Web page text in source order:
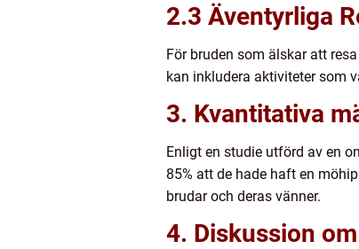
2.3 Äventyrliga
För bruden som älskar att
kan inkludera aktiviteter som
3. Kvantitativa
Enligt en studie utförd av en
85% att de hade haft en
brudar och deras vänner.
4. Diskussion